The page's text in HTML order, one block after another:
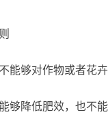
够对作物或者花卉
低肥效，也不能